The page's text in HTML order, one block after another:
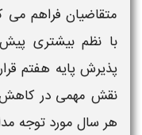
متقاضیان فراهم می
با نظم بیشتری پیش
پذیرش پایه هفتم
نقش مهمی در کاهش
هر سال مورد توجه